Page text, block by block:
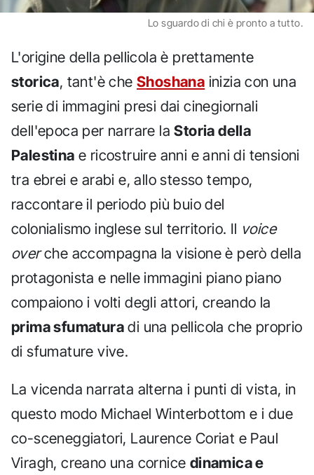
Lo sguardo di chi è pronto a tutto.
L'origine della pellicola è prettamente
storica, tant'è cheShoshana inizia con una
serie di immagini presi dai cinegiornali
dell'epoca per narrare laStoria della
Palestina e ricostruire anni e anni di tensioni
tra ebrei e arabi e, allo stesso tempo,
raccontare il periodo più buio del
colonialismo inglese sul territorio. Il voice
overche accompagna la visione è però della
protagonista e nelle immagini piano piano
compaiono i volti degli attori, creando la
prima sfumatura di una pellicola che proprio
di sfumature vive.
La vicenda narrata alterna i punti di vista, in
questo modo Michael Winterbottom e i due
co-sceneggiatori, Laurence Coriat e Paul
Viragh, creano una cornice dinamica e